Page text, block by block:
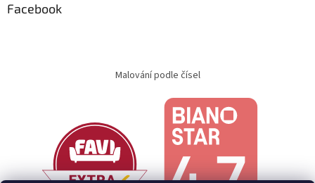
Facebook
Malování podle čísel